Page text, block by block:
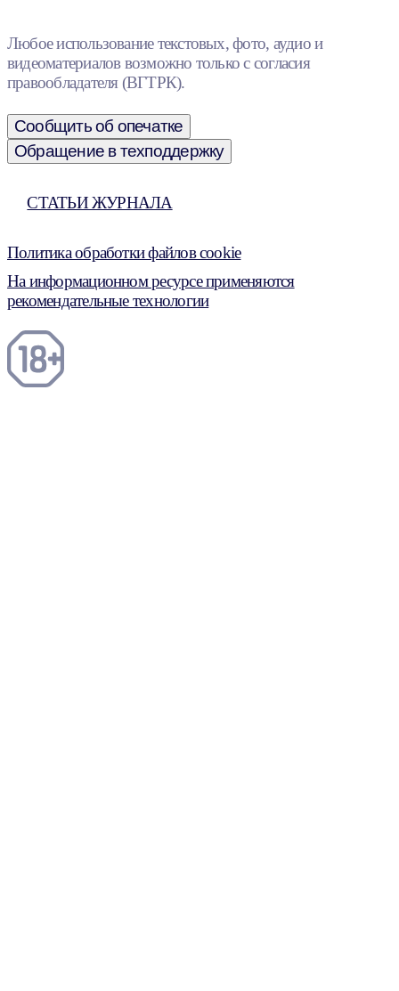
Любое использование текстовых, фото, аудио и
видеоматериалов возможно только с согласия
правообладателя (ВГТРК).
Сообщить об опечатке
Обращение в техподдержку
СТАТЬИ ЖУРНАЛА
Политика обработки файлов cookie
На информационном ресурсе применяются
рекомендательные технологии